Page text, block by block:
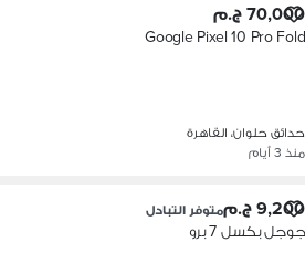
70,000 ج.م
Google Pixel 10 Pro Fold
حدائق حلوان، القاهرة
منذ 3 أيام
9,200 ج.م متوفر التبادل
جوجل بكسل 7 برو